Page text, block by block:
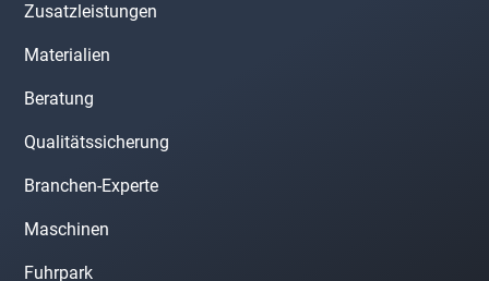
Zusatzleistungen
Materialien
Beratung
Qualitätssicherung
Branchen-Experte
Maschinen
Fuhrpark